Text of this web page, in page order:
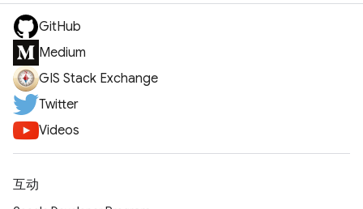
GitHub
Medium
GIS Stack Exchange
Twitter
Videos
互动